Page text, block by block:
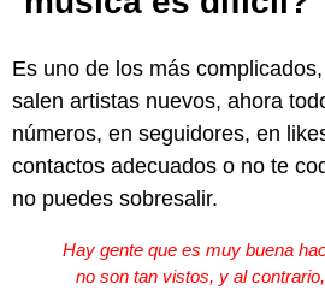
Es uno de los más
salen artistas nuevos, ahora
números, en seguidores, en
contactos adecuados o no te
no puedes sobresalir.
Hay gente que es muy buena
no son tan vistos, y al